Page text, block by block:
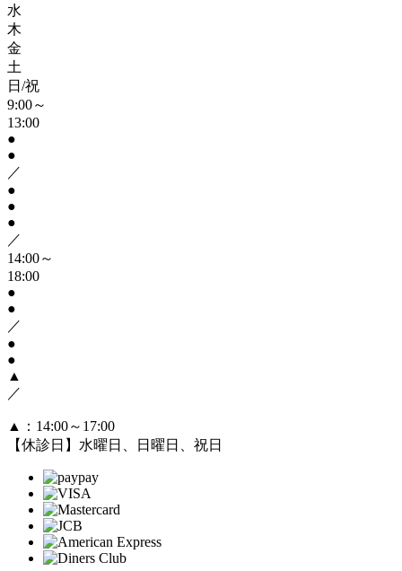
水
木
金
土
日/祝
9:00～
13:00
●
●
／
●
●
●
／
14:00～
18:00
●
●
／
●
●
▲
／
▲
：14:00～17:00
【休診日】水曜日、日曜日、祝日